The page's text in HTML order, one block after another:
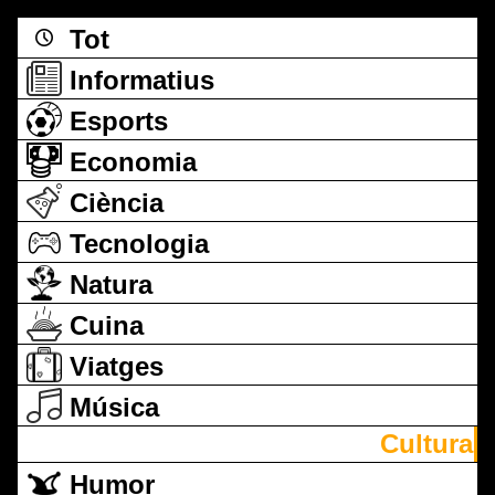
Tot
Informatius
Esports
Economia
Ciència
Tecnologia
Natura
Cuina
Viatges
Música
Cultura
Humor